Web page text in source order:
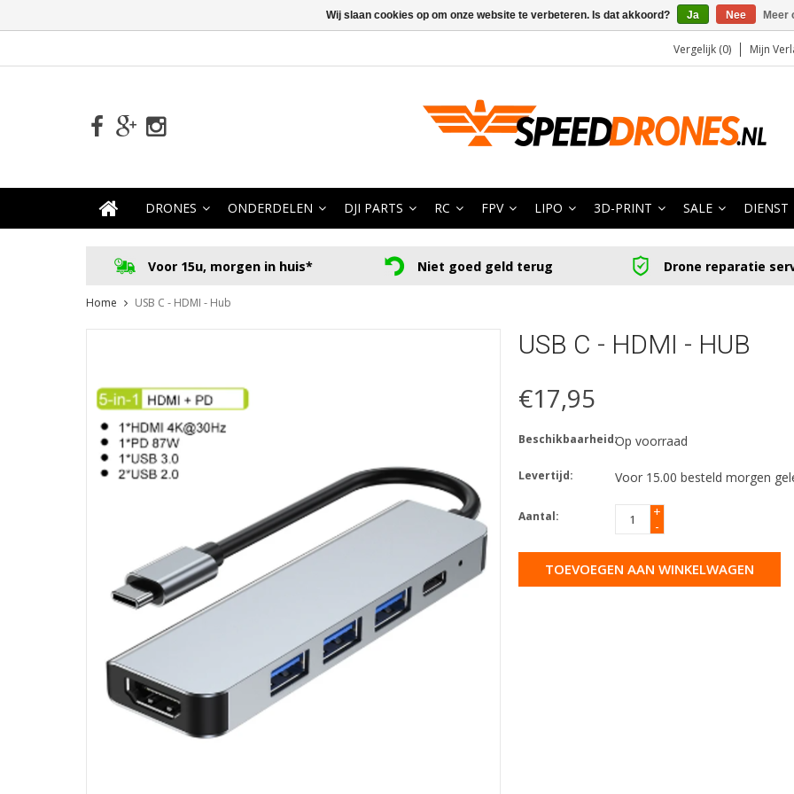
Vergelijk (0) Mijn
DRONES ONDERDELEN DJI PARTS RC FPV LIPO 3D-PRINT SALE DIENST
Voor 15u, morgen in huis* Niet goed geld terug Drone reparatie
Home USB C - HDMI - Hub
USB C - HDMI - HUB
€17,95
Beschikbaarheid:Op voorraad
Levertijd: Voor 15.00 besteld morgen
Aantal:
+
-
TOEVOEGEN AAN WINKELWAGEN
Wij slaan cookies op om onze website te verbeteren. Is dat akkoord? Ja Nee Meer